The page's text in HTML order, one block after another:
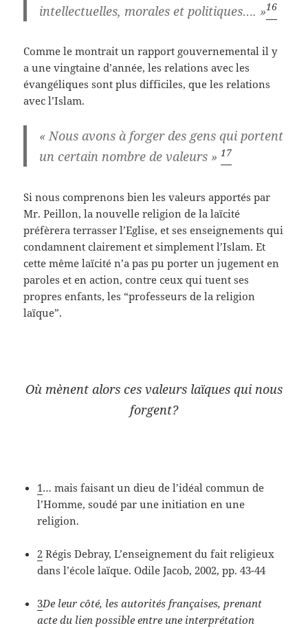
intellectuelles, morales et politiques…. »16
Comme le montrait un rapport gouvernemental il y
a une vingtaine d’année, les relations avec les
évangéliques sont plus difficiles, que les relations
avec l’Islam.
« Nous avons à forger des gens qui portent
un certain nombre de valeurs » 17
Si nous comprenons bien les valeurs apportés par
Mr. Peillon, la nouvelle religion de la laïcité
préfèrera terrasser l’Eglise, et ses enseignements qui
condamnent clairement et simplement l’Islam. Et
cette même laïcité n’a pas pu porter un jugement en
paroles et en action, contre ceux qui tuent ses
propres enfants, les “professeurs de la religion
laïque”.
Où mènent alors ces valeurs laïques qui nous
forgent?
1… mais faisant un dieu de l’idéal commun de
l’Homme, soudé par une initiation en une
religion.
2 Régis Debray, L’enseignement du fait religieux
dans l’école laïque. Odile Jacob, 2002, pp. 43-44
3De leur côté, les autorités françaises, prenant
acte du lien possible entre une interprétation